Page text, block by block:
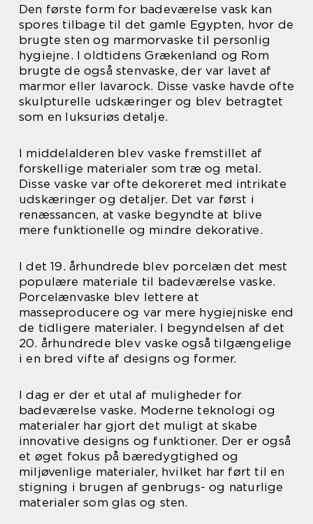
Den første form for badeværelse vask kan
spores tilbage til det gamle Egypten, hvor de
brugte sten og marmorvaske til personlig
hygiejne. I oldtidens Grækenland og Rom
brugte de også stenvaske, der var lavet af
marmor eller lavarock. Disse vaske havde ofte
skulpturelle udskæringer og blev betragtet
som en luksuriøs detalje.
I middelalderen blev vaske fremstillet af
forskellige materialer som træ og metal.
Disse vaske var ofte dekoreret med intrikate
udskæringer og detaljer. Det var først i
renæssancen, at vaske begyndte at blive
mere funktionelle og mindre dekorative.
I det 19. århundrede blev porcelæn det mest
populære materiale til badeværelse vaske.
Porcelænvaske blev lettere at
masseproducere og var mere hygiejniske end
de tidligere materialer. I begyndelsen af det
20. århundrede blev vaske også tilgængelige
i en bred vifte af designs og former.
I dag er der et utal af muligheder for
badeværelse vaske. Moderne teknologi og
materialer har gjort det muligt at skabe
innovative designs og funktioner. Der er også
et øget fokus på bæredygtighed og
miljøvenlige materialer, hvilket har ført til en
stigning i brugen af genbrugs- og naturlige
materialer som glas og sten.